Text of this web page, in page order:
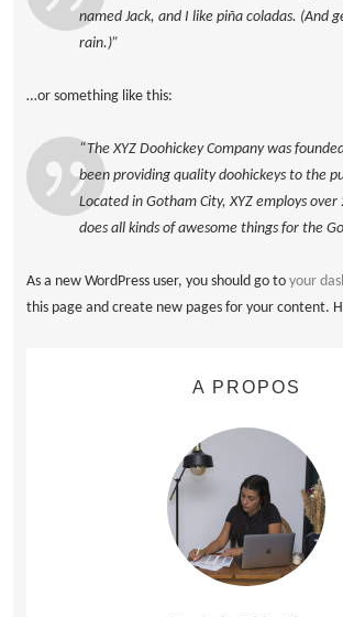
named Jack, and I like piña coladas. (And
rain.)
…or something like this:
The XYZ Doohickey Company was
been providing quality doohickeys to the
Located in Gotham City, XYZ employs
does all kinds of awesome things for the
As a new WordPress user, you should go to your
this page and create new pages for your content.
A PROPOS